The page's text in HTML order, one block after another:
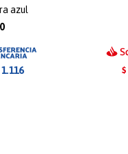
azul
1.116 $